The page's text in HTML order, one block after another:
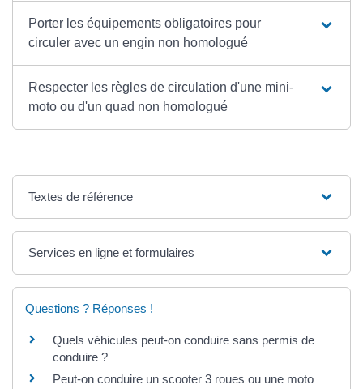
Porter les équipements obligatoires pour
circuler avec un engin non homologué
Respecter les règles de circulation d'une mini-
moto ou d'un quad non homologué
Textes de référence
Services en ligne et formulaires
Questions ? Réponses !
Quels véhicules peut-on conduire sans permis de
conduire ?
Peut-on conduire un scooter 3 roues ou une moto